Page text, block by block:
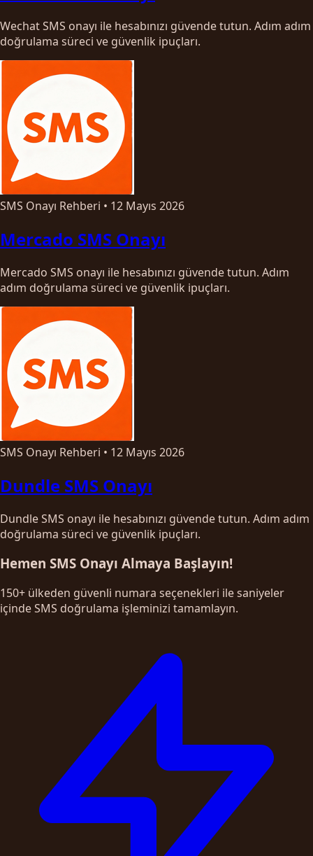
Wechat SMS onayı ile hesabınızı güvende tutun. Adım adım
doğrulama süreci ve güvenlik ipuçları.
SMS Onayı Rehberi • 12 Mayıs 2026
Mercado SMS Onayı
Mercado SMS onayı ile hesabınızı güvende tutun. Adım
adım doğrulama süreci ve güvenlik ipuçları.
SMS Onayı Rehberi • 12 Mayıs 2026
Dundle SMS Onayı
Dundle SMS onayı ile hesabınızı güvende tutun. Adım adım
doğrulama süreci ve güvenlik ipuçları.
Hemen SMS Onayı Almaya Başlayın!
150+ ülkeden güvenli numara seçenekleri ile saniyeler
içinde SMS doğrulama işleminizi tamamlayın.